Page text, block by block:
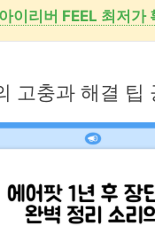
이리버 FEEL 최저가
고충과 해결 팁